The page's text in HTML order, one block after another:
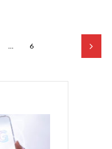
… 6